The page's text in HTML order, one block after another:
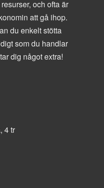
och ofta är
att gå ihop.
du enkelt stötta
som du handlar
dig något extra!
4 tr